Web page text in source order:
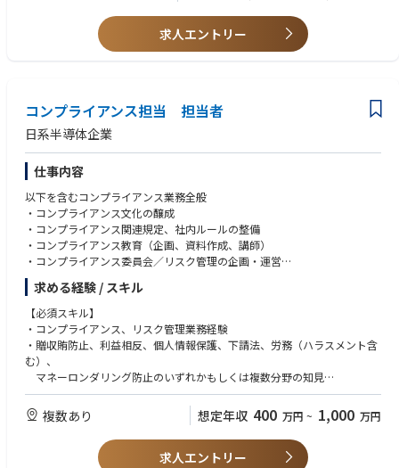
求人エントリー
コンプライアンス担当 担当者
日系半導体企業
仕事内容
以下を含むコンプライアンス業務全般
・コンプライアンス文化の醸成
・コンプライアンス関連規定、社内ルールの整備
・コンプライアンス教育（企画、資料作成、講師）
・コンプライアンス委員会／リスク管理の企画・運営
・内部通報制度（調査を含む）の運用
等求める経験 / スキル
【必須スキル】
・コンプライアンス、リスク管理業務経験
・贈収賄防止、利益相反、個人情報保護、下請法、労務（ハラスメント含
む）、
マネーロンダリング防止のいずれかもしくは複数分野の知見
【歓迎スキル】
・コンプライアンス・リスク関連の全社施策の企画推進経験
・ビジネスレベルの英語力（海外とのEメール、会議等）
複数あり 想定年収 400 万円 ~ 1,000 万円
求人エントリー